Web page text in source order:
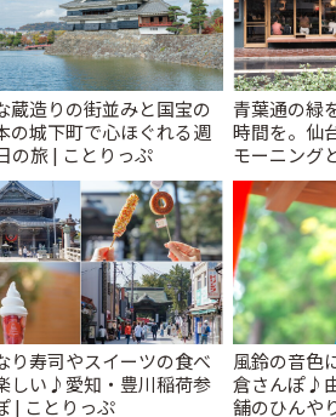
蔵造りの街並みと国宝の
の城下町で心ほぐれる週
の旅 | ことりっぷ
青葉通の緑
時間を。仙
モーニング
り寿司やスイーツの食べ
しい♪愛知・豊川稲荷参
| ことりっぷ
風鈴の音色
倉さんぽ♪
舗のひんや